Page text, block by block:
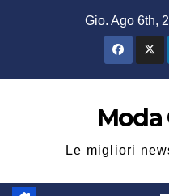
Gio. Ago 6th,
Moda
Le migliori